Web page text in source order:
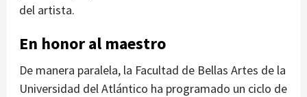
del artista.
En honor al maestro
De manera paralela, la Facultad de Bellas Artes de la
Universidad del Atlántico ha programado un ciclo de